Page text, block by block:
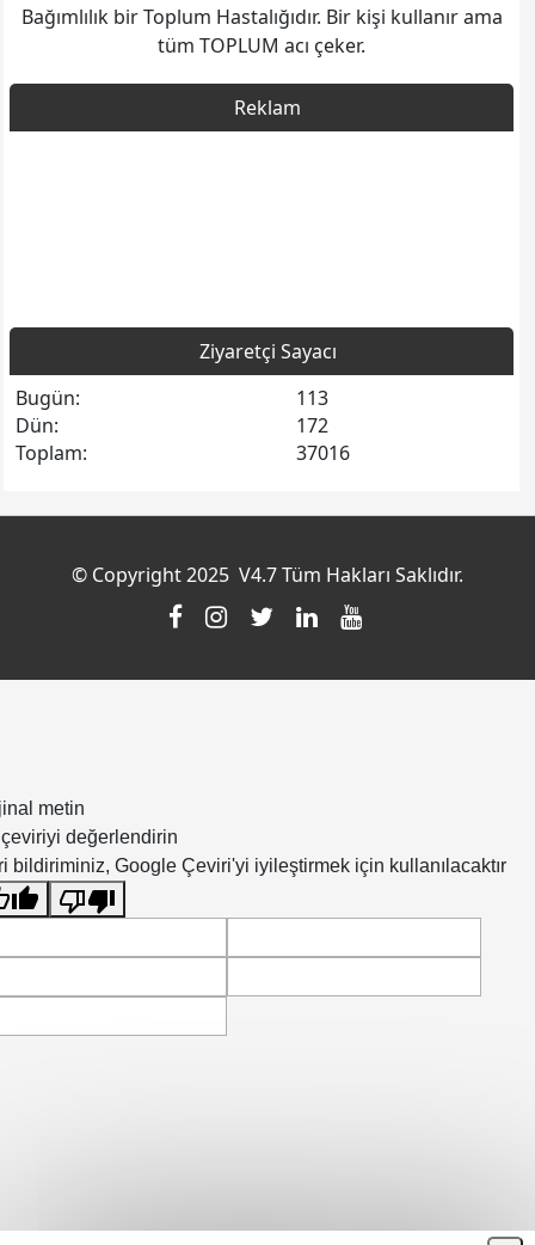
Bağımlılık bir Toplum Hastalığıdır. Bir kişi kullanır ama
tüm TOPLUM acı çeker.
Reklam
Ziyaretçi Sayacı
Bugün:
113
Dün:
172
Toplam:
37016
© Copyright 2025 V4.7 Tüm Hakları Saklıdır.
metin
değerlendirin
bildiriminiz, Google Çeviri'yi iyileştirmek için kullanılacaktır